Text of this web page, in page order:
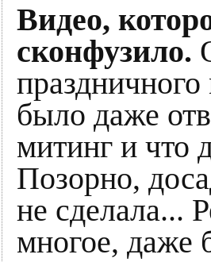
Видео,
сконфузило.
было даже
митинг и что
Позорно,
не сделала...
многое, даже